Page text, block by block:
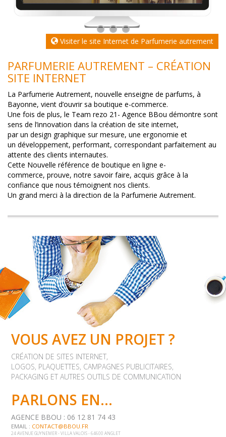
Visiter le site Internet de Parfumerie autrement
PARFUMERIE AUTREMENT – CRÉATION
SITE INTERNET
La Parfumerie Autrement, nouvelle enseigne de parfums, à
Bayonne, vient d’ouvrir sa boutique e-commerce.
Une fois de plus, le Team rezo 21- Agence BBou démontre sont
sens de l’innovation dans la création de site internet,
par un design graphique sur mesure, une ergonomie et
un développement, performant, correspondant parfaitement au
attente des clients internautes.
Cette Nouvelle référence de boutique en ligne e-
commerce, prouve, notre savoir faire, acquis grâce à la
confiance que nous témoignent nos clients.
Un grand merci à la direction de la Parfumerie Autrement.
VOUS AVEZ UN PROJET ?
CRÉATION DE SITES INTERNET,
LOGOS, PLAQUETTES, CAMPAGNES PUBLICITAIRES,
PACKAGING ET AUTRES OUTILS DE COMMUNICATION
PARLONS EN...
AGENCE BBOU : 06 12 81 74 43
EMAIL : CONTACT@BBOU.FR
24 AVENUE GUYNEMER - VILLA VALOIS - 64600 ANGLET